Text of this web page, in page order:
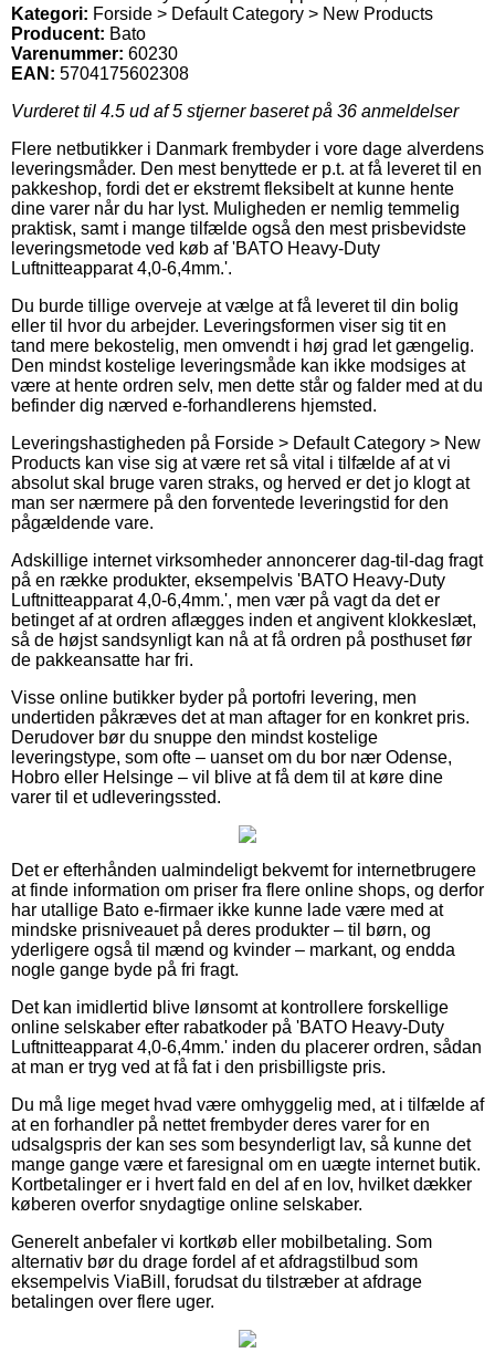
Kategori: Forside > Default Category > New Products
Producent: Bato
Varenummer: 60230
EAN: 5704175602308
Vurderet til 4.5 ud af 5 stjerner baseret på 36 anmeldelser
Flere netbutikker i Danmark frembyder i vore dage alverdens
leveringsmåder. Den mest benyttede er p.t. at få leveret til en
pakkeshop, fordi det er ekstremt fleksibelt at kunne hente
dine varer når du har lyst. Muligheden er nemlig temmelig
praktisk, samt i mange tilfælde også den mest prisbevidste
leveringsmetode ved køb af 'BATO Heavy-Duty
Luftnitteapparat 4,0-6,4mm.'.
Du burde tillige overveje at vælge at få leveret til din bolig
eller til hvor du arbejder. Leveringsformen viser sig tit en
tand mere bekostelig, men omvendt i høj grad let gængelig.
Den mindst kostelige leveringsmåde kan ikke modsiges at
være at hente ordren selv, men dette står og falder med at du
befinder dig nærved e-forhandlerens hjemsted.
Leveringshastigheden på Forside > Default Category > New
Products kan vise sig at være ret så vital i tilfælde af at vi
absolut skal bruge varen straks, og herved er det jo klogt at
man ser nærmere på den forventede leveringstid for den
pågældende vare.
Adskillige internet virksomheder annoncerer dag-til-dag fragt
på en række produkter, eksempelvis 'BATO Heavy-Duty
Luftnitteapparat 4,0-6,4mm.', men vær på vagt da det er
betinget af at ordren aflægges inden et angivent klokkeslæt,
så de højst sandsynligt kan nå at få ordren på posthuset før
de pakkeansatte har fri.
Visse online butikker byder på portofri levering, men
undertiden påkræves det at man aftager for en konkret pris.
Derudover bør du snuppe den mindst kostelige
leveringstype, som ofte – uanset om du bor nær Odense,
Hobro eller Helsinge – vil blive at få dem til at køre dine
varer til et udleveringssted.
Det er efterhånden ualmindeligt bekvemt for internetbrugere
at finde information om priser fra flere online shops, og derfor
har utallige Bato e-firmaer ikke kunne lade være med at
mindske prisniveauet på deres produkter – til børn, og
yderligere også til mænd og kvinder – markant, og endda
nogle gange byde på fri fragt.
Det kan imidlertid blive lønsomt at kontrollere forskellige
online selskaber efter rabatkoder på 'BATO Heavy-Duty
Luftnitteapparat 4,0-6,4mm.' inden du placerer ordren, sådan
at man er tryg ved at få fat i den prisbilligste pris.
Du må lige meget hvad være omhyggelig med, at i tilfælde af
at en forhandler på nettet frembyder deres varer for en
udsalgspris der kan ses som besynderligt lav, så kunne det
mange gange være et faresignal om en uægte internet butik.
Kortbetalinger er i hvert fald en del af en lov, hvilket dækker
køberen overfor snydagtige online selskaber.
Generelt anbefaler vi kortkøb eller mobilbetaling. Som
alternativ bør du drage fordel af et afdragstilbud som
eksempelvis ViaBill, forudsat du tilstræber at afdrage
betalingen over flere uger.